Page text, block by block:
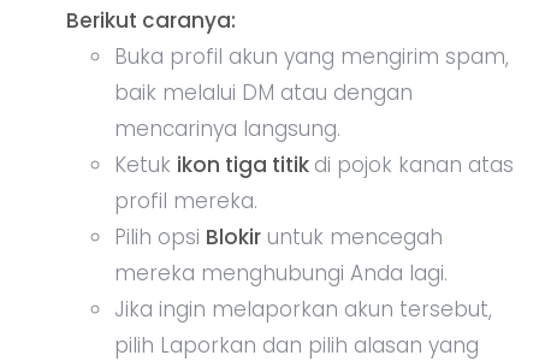
Berikut caranya:
Buka profil akun yang mengirim spam,
baik melalui DM atau dengan
mencarinya langsung.
Ketuk ikon tiga titik di pojok kanan atas
profil mereka.
Pilih opsi Blokir untuk mencegah
mereka menghubungi Anda lagi.
Jika ingin melaporkan akun tersebut,
pilih Laporkan dan pilih alasan yang